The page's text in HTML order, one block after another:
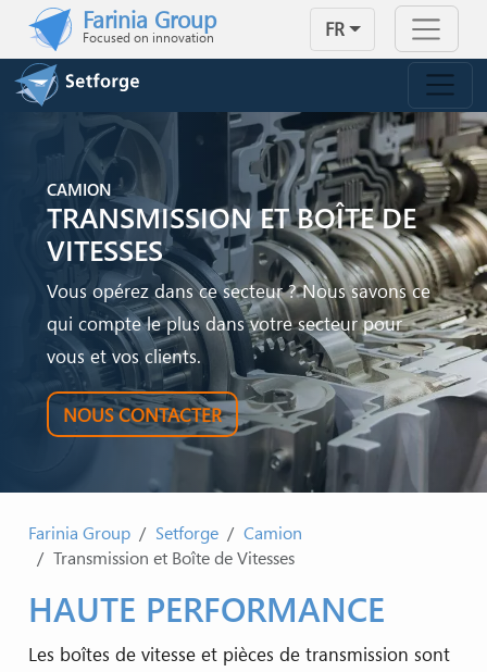
Skip to main content
Farinia Group
Focused on innovation FR
CAMION
TRANSMISSION ET BOÎTE DE
VITESSES
Vous opérez dans ce secteur ? Nous savons ce
qui compte le plus dans votre secteur pour
vous et vos clients.
NOUS CONTACTER
Farinia Group Setforge
Camion
Transmission et Boîte de Vitesses
HAUTE PERFORMANCE
Les boîtes de vitesse et pièces de transmission sont